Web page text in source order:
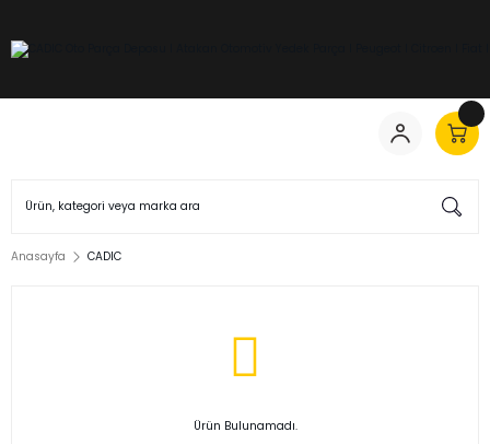
Anasayfa CADIC
Ürün Bulunamadı.